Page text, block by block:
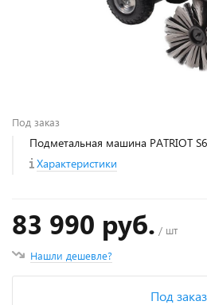
Под заказ
Подметальная машина PATRIOT
Характеристики
83 990 руб. / шт
Нашли дешевле?
Под заказ